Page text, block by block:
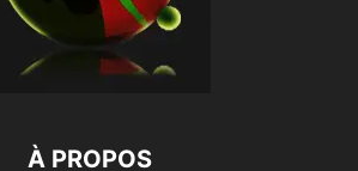
À PROPOS